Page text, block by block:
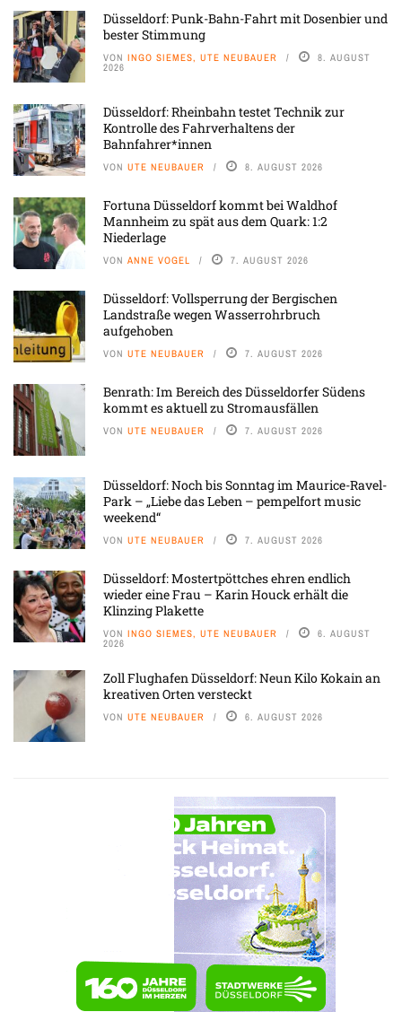
Düsseldorf: Punk-Bahn-Fahrt mit Dosenbier und
bester Stimmung
VON INGO SIEMES, UTE NEUBAUER 8. AUGUST
2026
Düsseldorf: Rheinbahn testet Technik zur
Kontrolle des Fahrverhaltens der
Bahnfahrer*innen
VON UTE NEUBAUER 8. AUGUST 2026
Fortuna Düsseldorf kommt bei Waldhof
Mannheim zu spät aus dem Quark: 1:2
Niederlage
VON ANNE VOGEL 7. AUGUST 2026
Düsseldorf: Vollsperrung der Bergischen
Landstraße wegen Wasserrohrbruch
aufgehoben
VON UTE NEUBAUER 7. AUGUST 2026
Benrath: Im Bereich des Düsseldorfer Südens
kommt es aktuell zu Stromausfällen
VON UTE NEUBAUER 7. AUGUST 2026
Düsseldorf: Noch bis Sonntag im Maurice-Ravel-
Park – „Liebe das Leben – pempelfort music
weekend“
VON UTE NEUBAUER 7. AUGUST 2026
Düsseldorf: Mostertpöttches ehren endlich
wieder eine Frau – Karin Houck erhält die
Klinzing Plakette
VON INGO SIEMES, UTE NEUBAUER 6. AUGUST
2026
Zoll Flughafen Düsseldorf: Neun Kilo Kokain an
kreativen Orten versteckt
VON UTE NEUBAUER 6. AUGUST 2026